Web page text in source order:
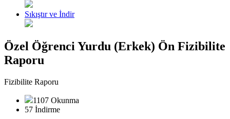
Sıkıştır ve İndir
Özel Öğrenci Yurdu (Erkek) Ön Fizibilite
Raporu
Fizibilite Raporu
1107 Okunma
57 İndirme